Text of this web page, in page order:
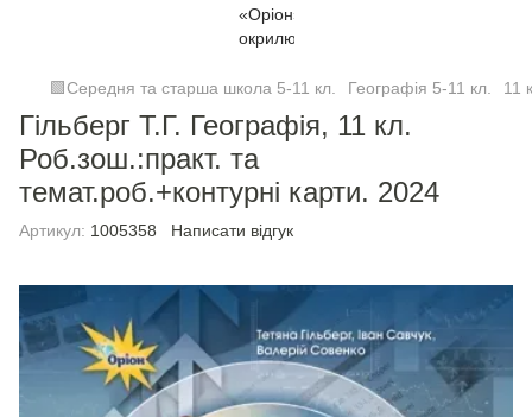
🟩Середня та старша школа 5-11 кл. Географія 5-11 кл. 11
Гільберг Т.Г. Географія, 11 кл.
Роб.зош.:практ. та
темат.роб.+контурні карти. 2024
Артикул: 1005358 Написати відгук